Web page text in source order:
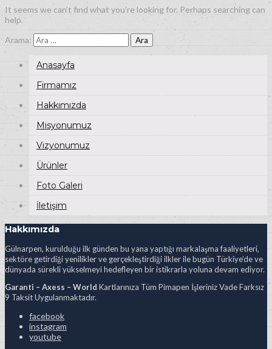
It seems we can’t find what you’re looking for. Perhaps searching can
help.
Arama:
Anasayfa
Firmamız
Hakkımızda
Misyonumuz
Vizyonumuz
Ürünler
Foto Galeri
İletişim
Hakkımızda
Gülnarpen, kurulduğu ilk günden bu yana yaptığı markalaşma faaliyetleri,
sektöre getirdiği yenilikler ve gerçekleştirdiği ilkler ile bugün Türkiye’de ve
dünyada sürekli yükselmeyi hedefleyen bir istikrarla yoluna devam ediyor.
Garanti – Axess – World Kartlarınıza Tüm Pimapen İşleriniz Vade Farksız
9 Taksit Uygulanmaktadır.
facebook
instagram
youtube